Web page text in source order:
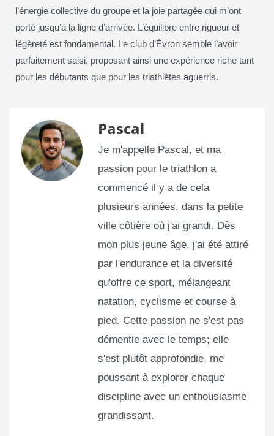
l’énergie collective du groupe et la joie partagée qui m’ont
porté jusqu’à la ligne d’arrivée. L’équilibre entre rigueur et
légèreté est fondamental. Le club d’Évron semble l’avoir
parfaitement saisi, proposant ainsi une expérience riche tant
pour les débutants que pour les triathlètes aguerris.
Pascal
Je m'appelle Pascal, et ma
passion pour le triathlon a
commencé il y a de cela
plusieurs années, dans la petite
ville côtière où j'ai grandi. Dès
mon plus jeune âge, j'ai été attiré
par l'endurance et la diversité
qu'offre ce sport, mélangeant
natation, cyclisme et course à
pied. Cette passion ne s'est pas
démentie avec le temps; elle
s'est plutôt approfondie, me
poussant à explorer chaque
discipline avec un enthousiasme
grandissant.